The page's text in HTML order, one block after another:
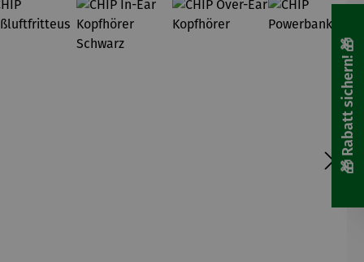
🎁 Rabatt sichern! 🎁